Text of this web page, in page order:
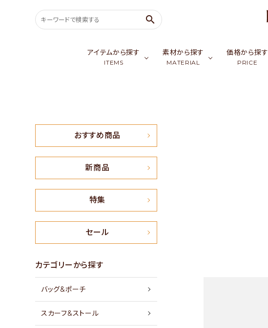
search
アイテムから探す
ITEMS
ウェア
素材から探す
MATERIAL
価格から探す
PRICE
person 新規会員登録
おすすめ商品
新商品
特集
おすすめ商品
新商品
特集
セール
カテゴリーから探す
バッグ&ポーチ
スカーフ&ストール